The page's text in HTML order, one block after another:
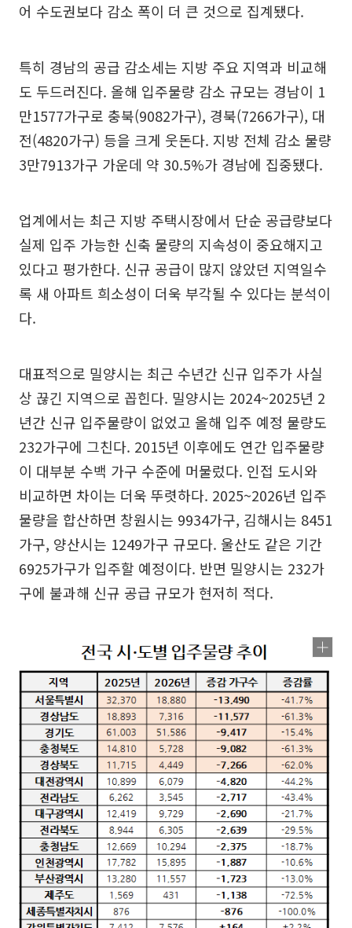
어 수도권보다 감소 폭이 더 큰 것으로 집계됐다.
특히 경남의 공급 감소세는 지방 주요 지역과 비교해
도 두드러진다. 올해 입주물량 감소 규모는 경남이 1
만1577가구로 충북(9082가구), 경북(7266가구), 대
전(4820가구) 등을 크게 웃돈다. 지방 전체 감소 물량
3만7913가구 가운데 약 30.5%가 경남에 집중됐다.
업계에서는 최근 지방 주택시장에서 단순 공급량보다
실제 입주 가능한 신축 물량의 지속성이 중요해지고
있다고 평가한다. 신규 공급이 많지 않았던 지역일수
록 새 아파트 희소성이 더욱 부각될 수 있다는 분석이
다.
대표적으로 밀양시는 최근 수년간 신규 입주가 사실
상 끊긴 지역으로 꼽힌다. 밀양시는 2024~2025년 2
년간 신규 입주물량이 없었고 올해 입주 예정 물량도
232가구에 그친다. 2015년 이후에도 연간 입주물량
이 대부분 수백 가구 수준에 머물렀다. 인접 도시와
비교하면 차이는 더욱 뚜렷하다. 2025~2026년 입주
물량을 합산하면 창원시는 9934가구, 김해시는 8451
가구, 양산시는 1249가구 규모다. 울산도 같은 기간
6925가구가 입주할 예정이다. 반면 밀양시는 232가
구에 불과해 신규 공급 규모가 현저히 적다.